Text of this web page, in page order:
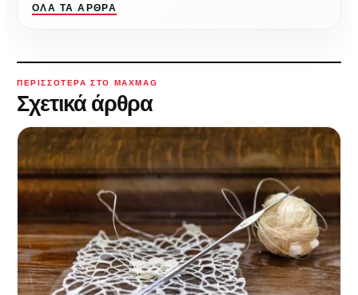
ΌΛΑ ΤΑ ΆΡΘΡΑ
ΠΕΡΙΣΣΌΤΕΡΑ ΣΤΟ MAXMAG
Σχετικά άρθρα